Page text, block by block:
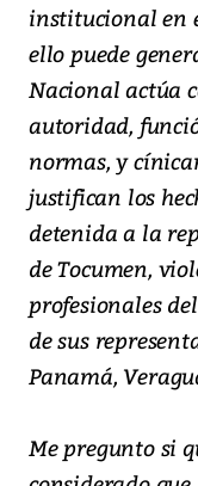
institucional en
ello puede
Nacional actúa
autoridad,
normas, y
justifican los
detenida a la
de Tocumen,
profesionales
de sus
Panamá,
Me pregunto si